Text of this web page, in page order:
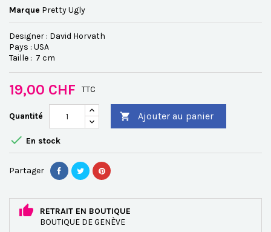
Marque Pretty Ugly
Designer : David Horvath
Pays : USA
Taille : 7 cm
19,00 CHF TTC
Quantité  Ajouter au panier
 En stock
Partager
RETRAIT EN BOUTIQUE
BOUTIQUE DE GENÈVE